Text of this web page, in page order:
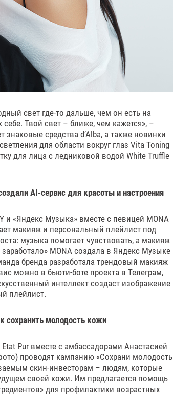
свет где-то дальше, чем он есть на
Твой свет – ближе, чем кажется», –
средства d’Alba, а также новинки
для области вокруг глаз Vita Toning
для лица с ледниковой водой White Truffle
AI-сервис для красоты и настроения
и «Яндекс Музыка» вместе с певицей MONA
макияж и персональный плейлист под
музыка помогает чувствовать, а макияж
MONA создала в Яндекс Музыке
бренда разработала трендовый макияж
можно в бьюти-боте проекта в Телеграм,
интеллект создаст изображение
плейлист.
сохранить молодость кожи
Pur вместе с амбассадорами Анастасией
проводят кампанию «Сохрани молодость
скин-инвесторам – людям, которые
своей кожи. Им предлагается помощь
для профилактики возрастных